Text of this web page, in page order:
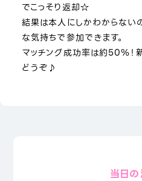
でこっそり返却☆
結果は本人にしかわからない
な気持ちで参加できます。
マッチング成功率は約50％！
どうぞ♪
当日